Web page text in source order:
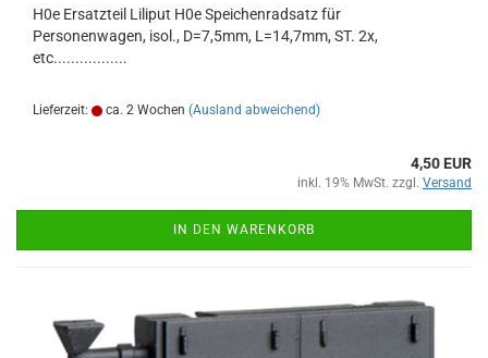
H0e Ersatzteil Liliput H0e Speichenradsatz für
Personenwagen, isol., D=7,5mm, L=14,7mm, ST. 2x,
etc.................
Lieferzeit: ca. 2 Wochen (Ausland abweichend)
4,50 EUR
inkl. 19% MwSt. zzgl. Versand
IN DEN WARENKORB